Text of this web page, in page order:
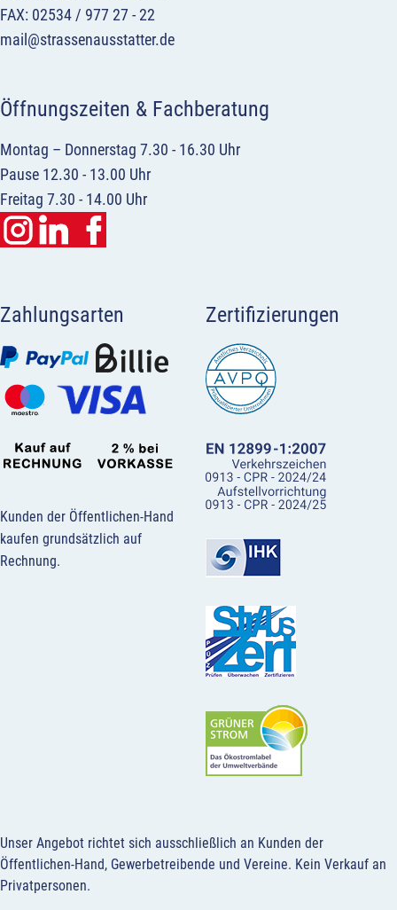
FAX: 02534 / 977 27 - 22
mail@strassenausstatter.de
Öffnungszeiten & Fachberatung
Montag – Donnerstag 7.30 - 16.30 Uhr
Pause 12.30 - 13.00 Uhr
Freitag 7.30 - 14.00 Uhr
Zahlungsarten
Kunden der Öffentlichen-Hand
kaufen grundsätzlich auf
Rechnung.
Zertifizierungen
Unser Angebot richtet sich ausschließlich an Kunden der
Öffentlichen-Hand, Gewerbetreibende und Vereine. Kein Verkauf an
Privatpersonen.